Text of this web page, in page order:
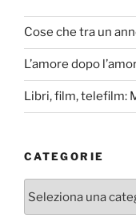
Cose che tra un
L’amore dopo
Libri, film, telefilm:
CATEGORIE